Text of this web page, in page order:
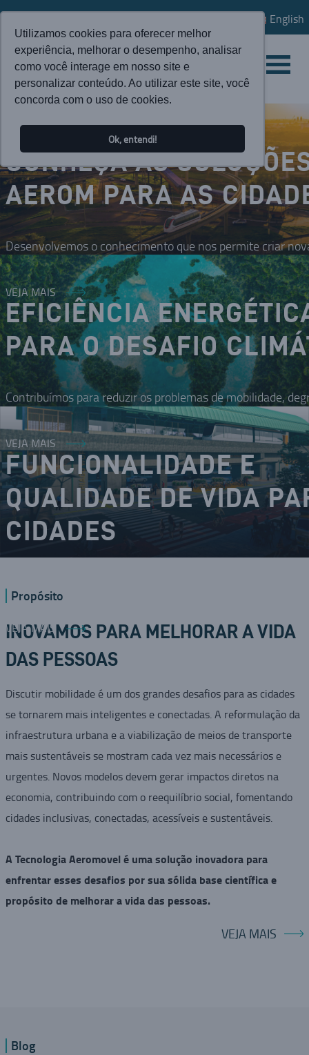
Utilizamos cookies para oferecer melhor
experiência, melhorar o desempenho, analisar
como você interage em nosso site e
personalizar conteúdo. Ao utilizar este site, você
concorda com o uso de cookies.
Ok, entendi!
English
CONHEÇA AS
AEROM PARA AS
Desenvolvemos o conhecimento que nos permite criar
VEJA MAIS
EFICIÊNCIA
PARA O DESAFIO
Contribuímos para reduzir os problemas de mobilidade,
VEJA MAIS
FUNCIONALIDADE E
QUALIDADE DE VIDA
CIDADES
VEJA MAIS
Propósito
INOVAMOS PARA MELHORAR A VIDA
DAS PESSOAS
Discutir mobilidade é um dos grandes desafios para as cidades
se tornarem mais inteligentes e conectadas. A reformulação da
infraestrutura urbana e a viabilização de meios de transporte
mais sustentáveis se mostram cada vez mais necessários e
urgentes. Novos modelos devem gerar impactos diretos na
economia, contribuindo com o reequilíbrio social, fomentando
cidades inclusivas, conectadas, acessíveis e sustentáveis.
A Tecnologia Aeromovel é uma solução inovadora para
enfrentar esses desafios por sua sólida base científica e
propósito de melhorar a vida das pessoas.
VEJA MAIS
Blog